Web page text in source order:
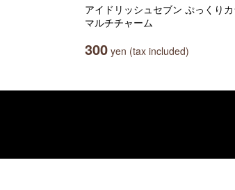
アイドリッシュセブン ぷっくり
マルチチャーム
300 yen (tax included)